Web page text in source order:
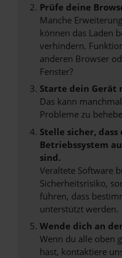
Prüfe deine
Manche
können das Laden
verhindern.
anderen Browser
Fenster?
Starte dein Gerät
Das kann
Probleme zu
Stelle sicher,
Betriebssystem
sind.
Veraltete Software
Sicherheitsrisiko,
führen, dass
unterstützt werden.
Wende dich an
Wenn du alle oben
hast, kontaktiere